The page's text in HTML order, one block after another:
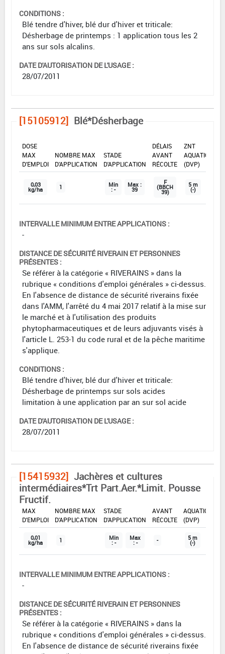
CONDITIONS :
Blé tendre d'hiver, blé dur d'hiver et triticale:
Désherbage de printemps : 1 application tous les 2
ans sur sols alcalins.
DATE D'AUTORISATION DE L'USAGE :
28/07/2011
[15105912] Blé*Désherbage
DOSE
MAX
D'EMPLOI
NOMBRE MAX
D'APPLICATION
STADE
D'APPLICATION
DÉLAIS
AVANT
RÉCOLTE
ZNT
AQUATIQUE
(DVP)
0,03
kg/ha 1 Min
: -
Max :
39
F
(BBCH
39)
5 m
(-)
INTERVALLE MINIMUM ENTRE APPLICATIONS :
-
DISTANCE DE SÉCURITÉ RIVERAIN ET PERSONNES
PRÉSENTES :
Se référer à la catégorie « RIVERAINS » dans la
rubrique « conditions d'emploi générales » ci-dessus.
En l'absence de distance de sécurité riverains fixée
dans l'AMM, l'arrêté du 4 mai 2017 relatif à la mise sur
le marché et à l'utilisation des produits
phytopharmaceutiques et de leurs adjuvants visés à
l'article L. 253-1 du code rural et de la pêche maritime
s'applique.
CONDITIONS :
Blé tendre d'hiver, blé dur d'hiver et triticale:
Désherbage de printemps sur sols acides
limitation à une application par an sur sol acide
DATE D'AUTORISATION DE L'USAGE :
28/07/2011
[15415932] Jachères et cultures
intermédiaires*Trt Part.Aer.*Limit. Pousse
Fructif.
DOSE
MAX
D'EMPLOI
NOMBRE MAX
D'APPLICATION
STADE
D'APPLICATION
AVANT
RÉCOLTE
AQUATIQUE
(DVP)
0,01
kg/ha 1 Min
: -
Max
: - - 5 m
(-)
INTERVALLE MINIMUM ENTRE APPLICATIONS :
-
DISTANCE DE SÉCURITÉ RIVERAIN ET PERSONNES
PRÉSENTES :
Se référer à la catégorie « RIVERAINS » dans la
rubrique « conditions d'emploi générales » ci-dessus.
En l'absence de distance de sécurité riverains fixée